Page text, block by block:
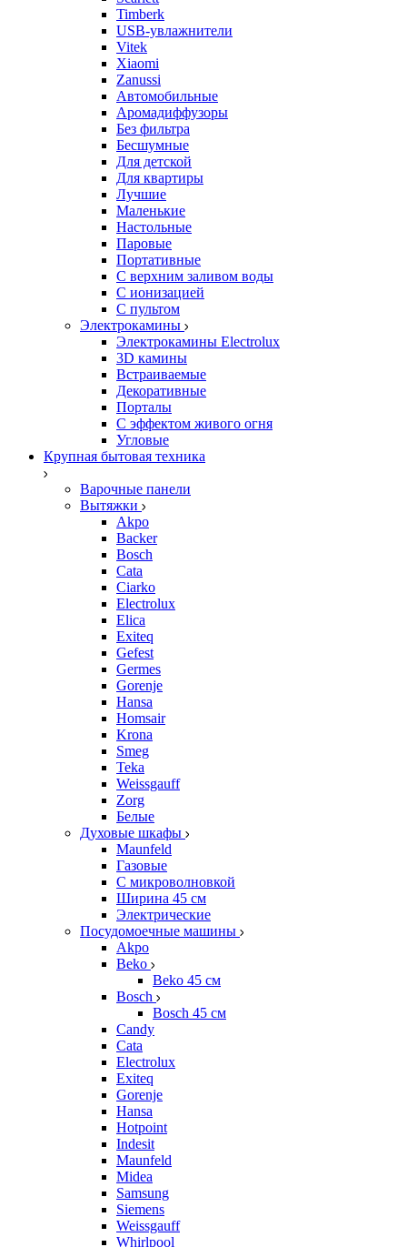
Timberk
USB-увлажнители
Vitek
Xiaomi
Zanussi
Автомобильные
Аромадиффузоры
Без фильтра
Бесшумные
Для детской
Для квартиры
Лучшие
Маленькие
Настольные
Паровые
Портативные
С верхним заливом воды
С ионизацией
С пультом
Электрокамины
Электрокамины Electrolux
3D камины
Встраиваемые
Декоративные
Порталы
С эффектом живого огня
Угловые
Крупная бытовая техника
Варочные панели
Вытяжки
Akpo
Backer
Bosch
Cata
Ciarko
Electrolux
Elica
Exiteq
Gefest
Germes
Gorenje
Hansa
Homsair
Krona
Smeg
Teka
Weissgauff
Zorg
Белые
Духовые шкафы
Maunfeld
Газовые
С микроволновкой
Ширина 45 см
Электрические
Посудомоечные машины
Akpo
Beko
Beko 45 см
Bosch
Bosch 45 см
Candy
Cata
Electrolux
Exiteq
Gorenje
Hansa
Hotpoint
Indesit
Maunfeld
Midea
Samsung
Siemens
Weissgauff
Whirlpool